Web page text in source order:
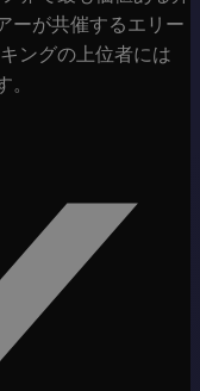
ーが共催するエリー
ングの上位者には